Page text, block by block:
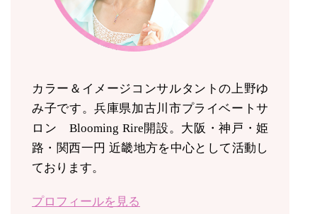
カラー＆イメージコンサルタントの上野ゆ
み子です。兵庫県加古川市プライベートサ
ロン Blooming Rire開設。 大阪・神戸・姫
路・関西一円 近畿地方を中心として活動し
ております。
プロフィールを見る